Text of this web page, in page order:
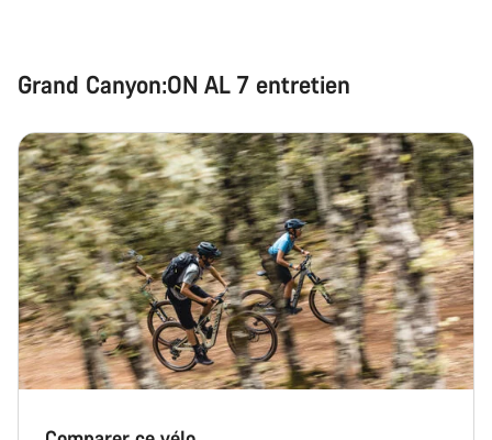
Grand Canyon:ON AL 7 entretien